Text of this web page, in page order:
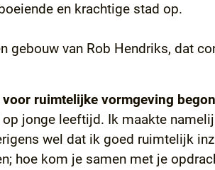
en krachtige stad op.
gebouw van Rob Hendriks, dat
ruimtelijke vormgeving
jonge leeftijd. Ik maakte
wel dat ik goed ruimtelijk
hoe kom je samen met je